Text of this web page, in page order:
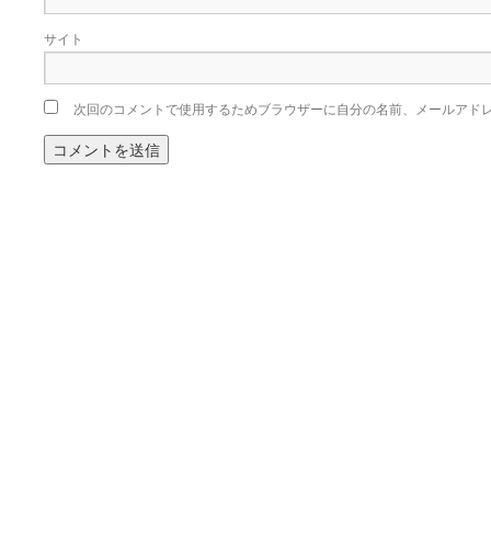
サイト
次回のコメントで使用するためブラウザーに自分の名前、メールアド